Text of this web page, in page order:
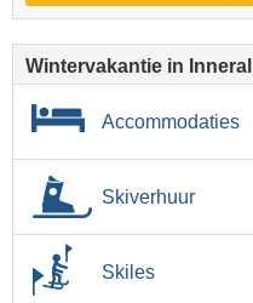
Wintervakantie in
Accommodaties
Skiverhuur
Skiles